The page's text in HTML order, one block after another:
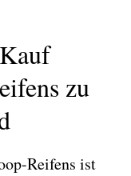
zu
Reifens ist